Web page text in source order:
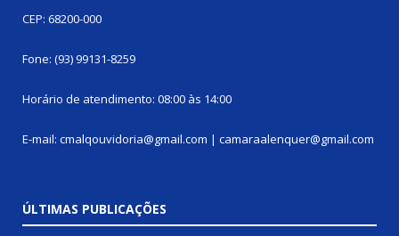
CEP: 68200-000
Fone: (93) 99131-8259
Horário de atendimento: 08:00 às 14:00
E-mail: cmalqouvidoria@gmail.com | camaraalenquer@gmail.com
ÚLTIMAS PUBLICAÇÕES